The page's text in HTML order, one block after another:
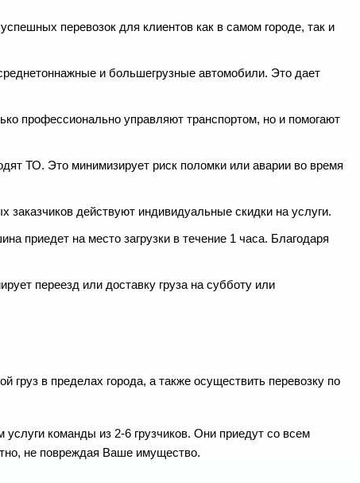
перевозок для клиентов как в самом городе, так и
и большегрузные автомобили. Это дает
профессионально управляют транспортом, но и помогают
ТО. Это минимизирует риск поломки или аварии во время
действуют индивидуальные скидки на услуги.
приедет на место загрузки в течение 1 часа. Благодаря
переезд или доставку груза на субботу или
груз в пределах города, а также осуществить перевозку по
команды из 2-6 грузчиков. Они приедут со всем
не повреждая Ваше имущество.